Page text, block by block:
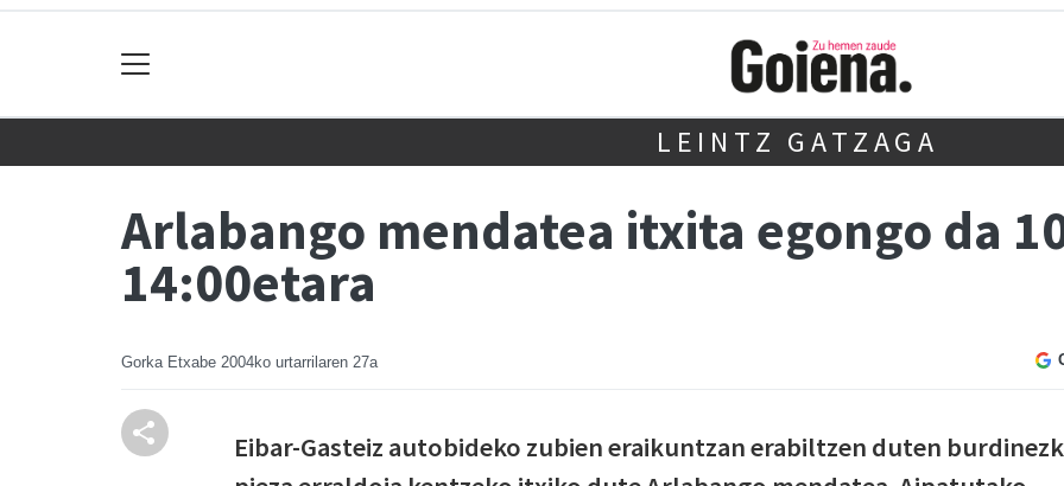
LEINTZ GATZAGA
Arlabango mendatea itxita egongo da
14:00etara
Gorka Etxabe 2004ko urtarrilaren 27a
Eibar-Gasteiz autobideko zubien eraikuntzan erabiltzen duten